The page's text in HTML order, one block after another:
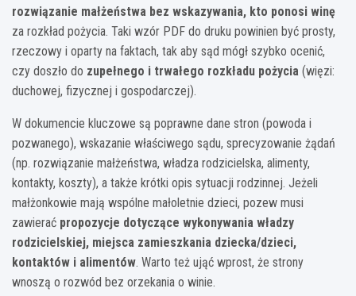
rozwiązanie małżeństwa bez wskazywania, kto ponosi winę
za rozkład pożycia. Taki wzór PDF do druku powinien być prosty,
rzeczowy i oparty na faktach, tak aby sąd mógł szybko ocenić,
czy doszło do zupełnego i trwałego rozkładu pożycia (więzi:
duchowej, fizycznej i gospodarczej).
W dokumencie kluczowe są poprawne dane stron (powoda i
pozwanego), wskazanie właściwego sądu, sprecyzowanie żądań
(np. rozwiązanie małżeństwa, władza rodzicielska, alimenty,
kontakty, koszty), a także krótki opis sytuacji rodzinnej. Jeżeli
małżonkowie mają wspólne małoletnie dzieci, pozew musi
zawierać propozycje dotyczące wykonywania władzy
rodzicielskiej, miejsca zamieszkania dziecka/dzieci,
kontaktów i alimentów. Warto też ująć wprost, że strony
wnoszą o rozwód bez orzekania o winie.